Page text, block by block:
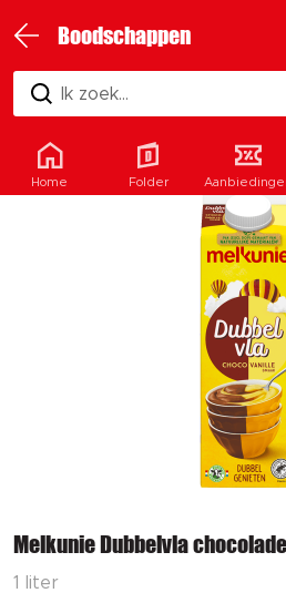
Boodschappen
Ik zoek...
Melkunie Dubbelvla
1 liter
Home Folder